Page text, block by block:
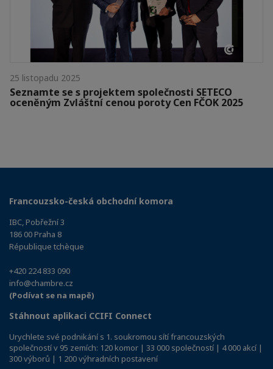
25 listopadu 2025
Seznamte se s projektem společnosti SETECO
oceněným Zvláštní cenou poroty Cen FČOK 2025
Francouzsko-česká obchodní komora
IBC, Pobřežní 3
186 00 Praha 8
République tchèque
+420 224 833 090
info@chambre.cz
(Podívat se na mapě)
Stáhnout aplikaci CCIFI Connect
Urychlete své podnikání s 1. soukromou sítí francouzských
společností v 95 zemích: 120 komor | 33 000 společností | 4 000 akcí |
300 výborů | 1 200 výhradních postavení